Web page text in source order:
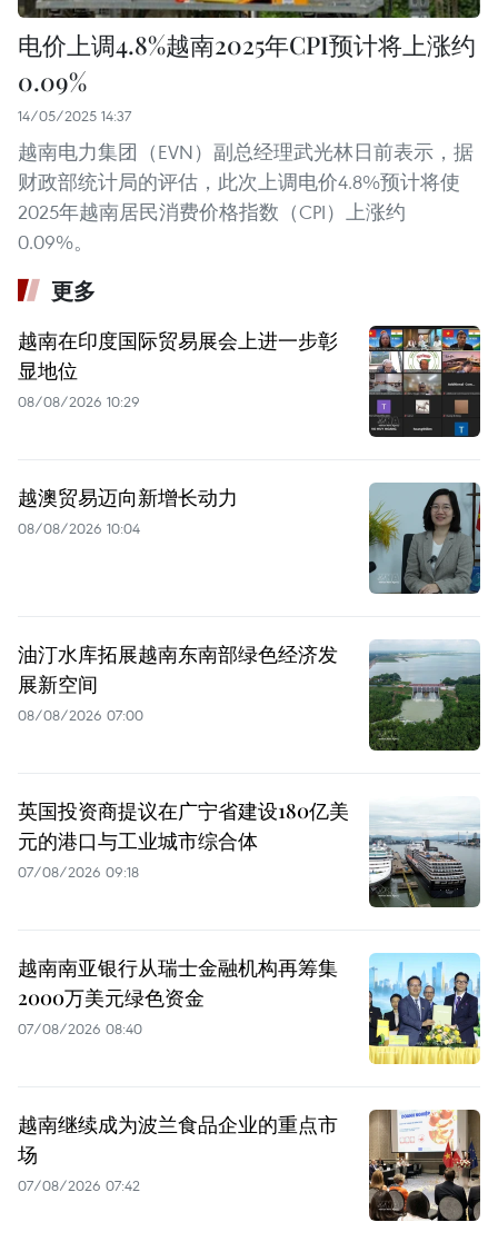
电价上调4.8%越南2025年CPI预计将上涨约
0.09%
14/05/2025 14:37
越南电力集团（EVN）副总经理武光林日前表示，据
财政部统计局的评估，此次上调电价4.8%预计将使
2025年越南居民消费价格指数（CPI）上涨约
0.09%。
更多
越南在印度国际贸易展会上进一步彰
显地位
08/08/2026 10:29
越澳贸易迈向新增长动力
08/08/2026 10:04
油汀水库拓展越南东南部绿色经济发
展新空间
08/08/2026 07:00
英国投资商提议在广宁省建设180亿美
元的港口与工业城市综合体
07/08/2026 09:18
越南南亚银行从瑞士金融机构再筹集
2000万美元绿色资金
07/08/2026 08:40
越南继续成为波兰食品企业的重点市
场
07/08/2026 07:42